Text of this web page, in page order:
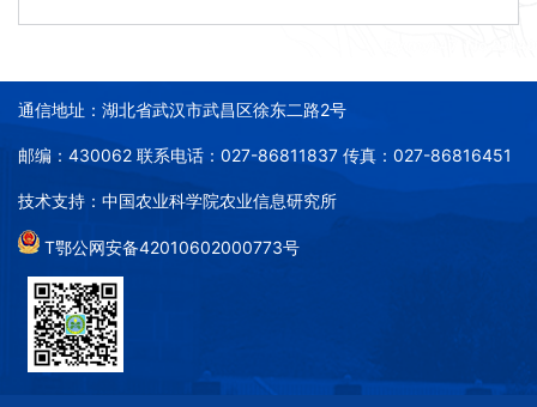
通信地址：湖北省武汉市武昌区徐东二路2号
邮编：430062 联系电话：027-86811837 传真：027-86816451
技术支持：中国农业科学院农业信息研究所
T鄂公网安备42010602000773号